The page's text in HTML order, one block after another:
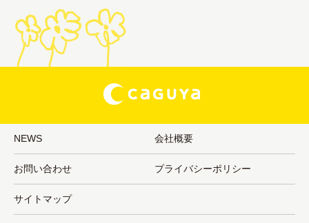
NEWS 会社概要
お問い合わせ プライバシーポリシー
サイトマップ